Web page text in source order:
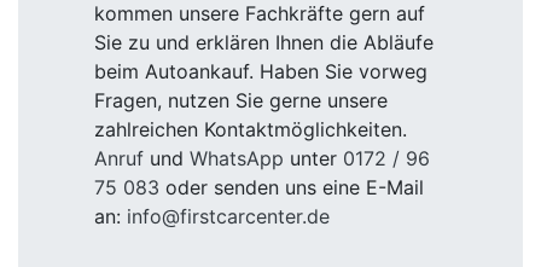
kommen unsere Fachkräfte gern auf
Sie zu und erklären Ihnen die Abläufe
beim Autoankauf. Haben Sie vorweg
Fragen, nutzen Sie gerne unsere
zahlreichen Kontaktmöglichkeiten.
Anruf und WhatsApp unter 0172 / 96
75 083 oder senden uns eine E-Mail
an: info@firstcarcenter.de